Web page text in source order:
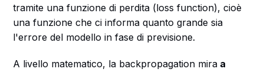
tramite una funzione di perdita (loss function), cioè
una funzione che ci informa quanto grande sia
l'errore del modello in fase di previsione.
A livello matematico, la backpropagation mira a